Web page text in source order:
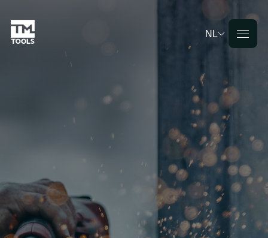
NL
English
Français
Nederlands